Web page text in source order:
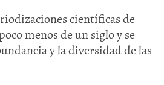
científicas de
menos de un siglo y se
y la diversidad de las